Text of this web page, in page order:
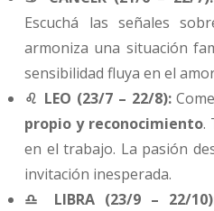
Escuchá las señales
armoniza una situación
sensibilidad fluya en el
♌ LEO (23/7 – 22/8):
propio y reconocimiento.
en el trabajo. La pasión
invitación inesperada.
♎ LIBRA (23/9 – 22/